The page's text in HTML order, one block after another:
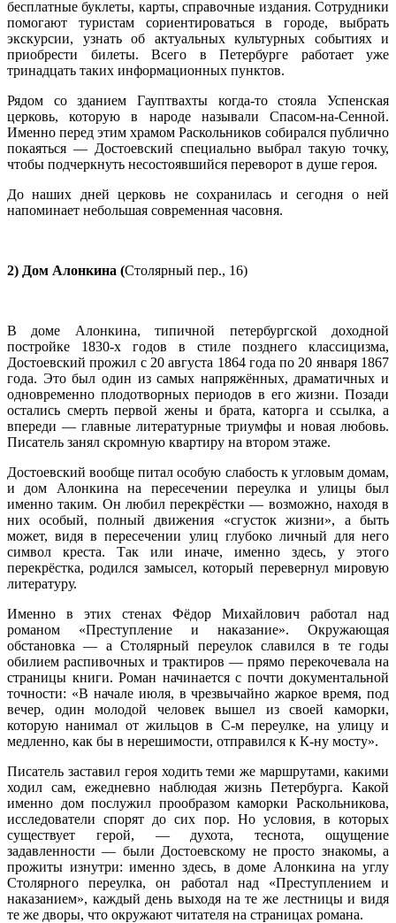
бесплатные буклеты, карты, справочные издания. Сотрудники
помогают туристам сориентироваться в городе, выбрать
экскурсии, узнать об актуальных культурных событиях и
приобрести билеты. Всего в Петербурге работает уже
тринадцать таких информационных пунктов.
Рядом со зданием Гауптвахты когда-то стояла Успенская
церковь, которую в народе называли Спасом-на-Сенной.
Именно перед этим храмом Раскольников собирался публично
покаяться — Достоевский специально выбрал такую точку,
чтобы подчеркнуть несостоявшийся переворот в душе героя.
До наших дней церковь не сохранилась и сегодня о ней
напоминает небольшая современная часовня.
2) Дом Алонкина (Столярный пер., 16)
В доме Алонкина, типичной петербургской доходной
постройке 1830-х годов в стиле позднего классицизма,
Достоевский прожил с 20 августа 1864 года по 20 января 1867
года. Это был один из самых напряжённых, драматичных и
одновременно плодотворных периодов в его жизни. Позади
остались смерть первой жены и брата, каторга и ссылка, а
впереди — главные литературные триумфы и новая любовь.
Писатель занял скромную квартиру на втором этаже.
Достоевский вообще питал особую слабость к угловым домам,
и дом Алонкина на пересечении переулка и улицы был
именно таким. Он любил перекрёстки — возможно, находя в
них особый, полный движения «сгусток жизни», а быть
может, видя в пересечении улиц глубоко личный для него
символ креста. Так или иначе, именно здесь, у этого
перекрёстка, родился замысел, который перевернул мировую
литературу.
Именно в этих стенах Фёдор Михайлович работал над
романом «Преступление и наказание». Окружающая
обстановка — а Столярный переулок славился в те годы
обилием распивочных и трактиров — прямо перекочевала на
страницы книги. Роман начинается с почти документальной
точности: «В начале июля, в чрезвычайно жаркое время, под
вечер, один молодой человек вышел из своей каморки,
которую нанимал от жильцов в С-м переулке, на улицу и
медленно, как бы в нерешимости, отправился к К-ну мосту».
Писатель заставил героя ходить теми же маршрутами, какими
ходил сам, ежедневно наблюдая жизнь Петербурга. Какой
именно дом послужил прообразом каморки Раскольникова,
исследователи спорят до сих пор. Но условия, в которых
существует герой, — духота, теснота, ощущение
задавленности — были Достоевскому не просто знакомы, а
прожиты изнутри: именно здесь, в доме Алонкина на углу
Столярного переулка, он работал над «Преступлением и
наказанием», каждый день выходя на те же лестницы и видя
те же дворы, что окружают читателя на страницах романа.